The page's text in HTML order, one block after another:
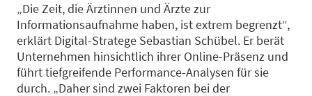
„Die Zeit, die Ärztinnen und Ärzte zur
Informationsaufnahme haben, ist extrem begrenzt“,
erklärt Digital-Stratege Sebastian Schübel. Er berät
Unternehmen hinsichtlich ihrer Online-Präsenz und
führt tiefgreifende Performance-Analysen für sie
durch. „Daher sind zwei Faktoren bei der